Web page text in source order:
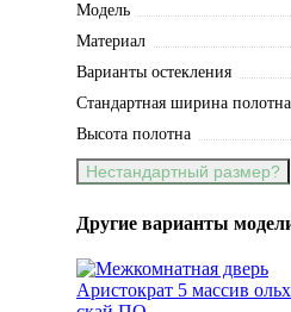
Модель
Материал
Варианты остекления
Стандартная ширина полотна
Высота полотна
Нестандартный размер?
Другие варианты